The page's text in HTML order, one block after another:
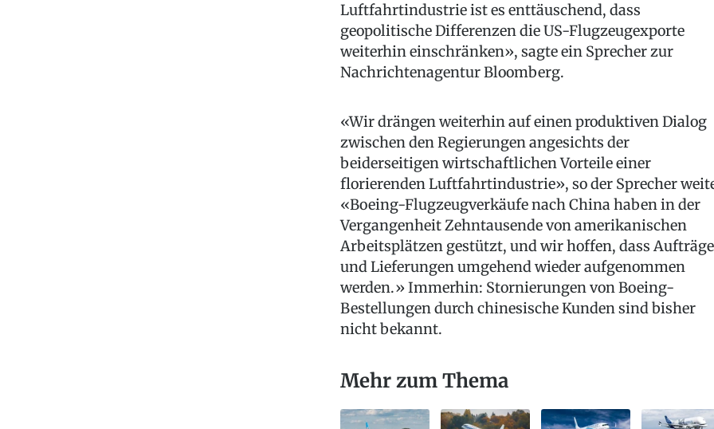
Luftfahrtindustrie ist es enttäuschend, dass
geopolitische Differenzen die US-Flugzeugexporte
weiterhin einschränken», sagte ein Sprecher zur
Nachrichtenagentur Bloomberg.
«Wir drängen weiterhin auf einen produktiven Dialog
zwischen den Regierungen angesichts der
beiderseitigen wirtschaftlichen Vorteile einer
florierenden Luftfahrtindustrie», so der Sprecher
«Boeing-Flugzeugverkäufe nach China haben in der
Vergangenheit Zehntausende von amerikanischen
Arbeitsplätzen gestützt, und wir hoffen, dass Aufträge
und Lieferungen umgehend wieder aufgenommen
werden.» Immerhin: Stornierungen von Boeing-
Bestellungen durch chinesische Kunden sind bisher
nicht bekannt.
Mehr zum Thema